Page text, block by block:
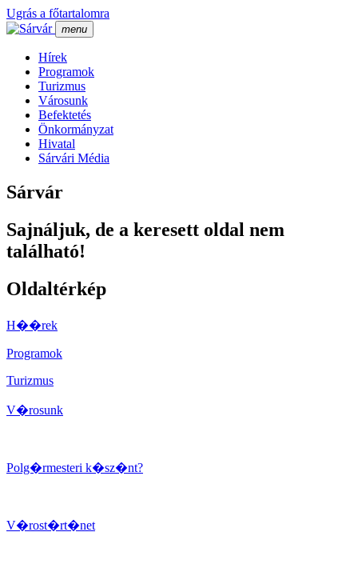
Ugrás a főtartalomra
menu
Hí­rek
Programok
Turizmus
Városunk
Befektetés
Önkormányzat
Hivatal
Sárvári Média
Sárvár
Sajnáljuk, de a keresett oldal nem
található!
Oldaltérkép
H��rek
Programok
Turizmus
V�rosunk
Polg�rmesteri k�sz�nt?
V�rost�rt�net